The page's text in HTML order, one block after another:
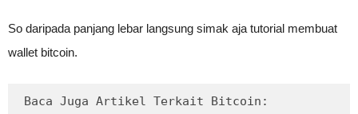
So daripada panjang lebar langsung simak aja tutorial membuat
wallet bitcoin.
Baca Juga Artikel Terkait Bitcoin: